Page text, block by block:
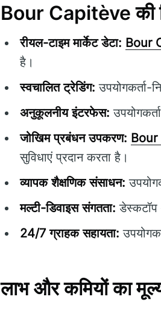
Bour Capitève की
रीयल-टाइम मार्केट डेटा: Bour
है।
स्वचालित ट्रेडिंग: उपयोगकर्ता-
अनुकूलनीय इंटरफेस:
जोखिम प्रबंधन उपकरण:
सुविधाएं प्रदान करता है।
व्यापक शैक्षणिक संसाधन:
मल्टी-डिवाइस संगतता: डेस्कटॉप
24/7 ग्राहक सहायता:
लाभ और कमियों का